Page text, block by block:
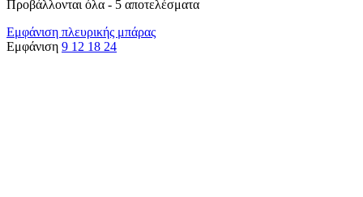
Προβάλλονται όλα - 5 αποτελέσματα
Εμφάνιση πλευρικής μπάρας
Εμφάνιση 9 12 18 24